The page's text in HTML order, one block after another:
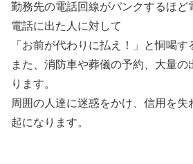
勤務先の電話回線がパンクするほど
電話に出た人に対して
「お前が代わりに払え！」と恫喝す
また、消防車や葬儀の予約、大量の
ります。
周囲の人達に迷惑をかけ、信用を失
起になります。